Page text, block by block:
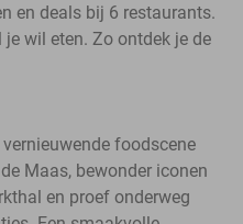
en deals bij 6 restaurants.
wil eten. Zo ontdek je de
foodscene
Maas, bewonder iconen
en proef onderweg